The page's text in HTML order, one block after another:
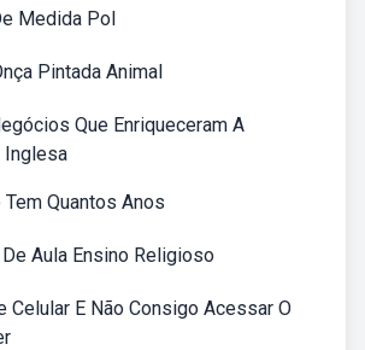
Medida Pol
Pintada Animal
Que Enriqueceram A
Inglesa
Quantos Anos
Aula Ensino Religioso
Celular E Não Consigo Acessar O